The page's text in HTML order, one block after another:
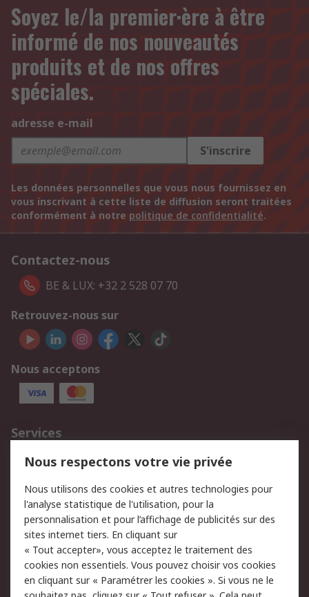
Soyez le/la premier·ère à être
informé de nos nouveautés
produits et de nos offres
spéciales.
adresse e-mail
S'inscrire
Les données personnelles que vous nous fournissez en
vous inscrivant à cette liste de diffusion seront traitées
conformément à notre politique de confidentialité.
Contactez-nous
BE & LUX: +32 2 528 07 70
Retrouvez-nous sur
Nous acceptons
Services
750.000 produits
2.500 marques
Retours
Support technique
Track & trace
Legal
Politique de cookies
Sécurité des e-mails
Nous respectons votre vie privée
Nous utilisons des cookies et autres technologies pour
l'analyse statistique de l'utilisation, pour la
personnalisation et pour l’affichage de publicités sur des
sites internet tiers. En cliquant sur
« Tout accepter», vous acceptez le traitement des
cookies non essentiels. Vous pouvez choisir vos cookies
en cliquant sur « Paramétrer les cookies ». Si vous ne le